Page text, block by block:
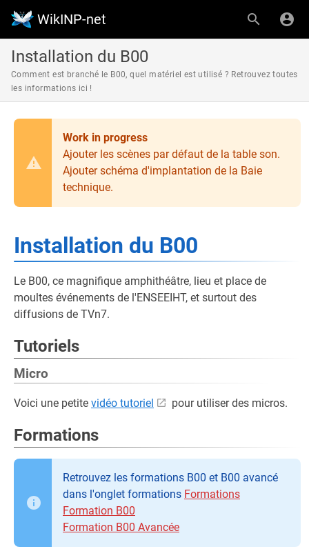
WikINP-net
Installation du B00
Comment est branché le B00, quel matériel est utilisé ? Retrouvez toutes
les informations ici !
Work in progress
Ajouter les scènes par défaut de la table son.
Ajouter schéma d'implantation de la Baie
technique.
Installation du B00
Le B00, ce magnifique amphithéâtre, lieu et place de
moultes événements de l'ENSEEIHT, et surtout des
diffusions de TVn7.
Tutoriels
Micro
Voici une petite vidéo tutoriel pour utiliser des micros.
Formations
Retrouvez les formations B00 et B00 avancé
dans l'onglet formations Formations
Formation B00
Formation B00 Avancée